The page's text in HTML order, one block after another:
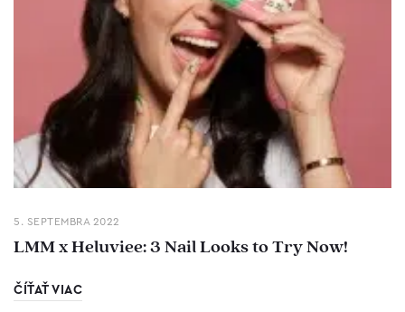
5. SEPTEMBRA 2022
LMM x Heluviee: 3 Nail Looks to Try Now!
ČÍŤAŤ VIAC